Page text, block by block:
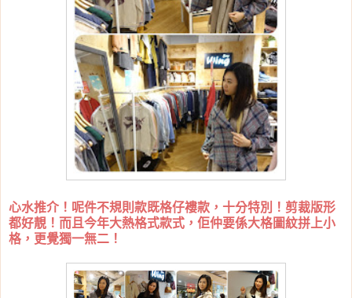
心水推介！呢件不規則款既格仔褸款，十分特別！剪裁版形
都好靚！而且今年大熱格式款式，佢仲要係大格圖紋拼上小
格，更覺獨一無二！